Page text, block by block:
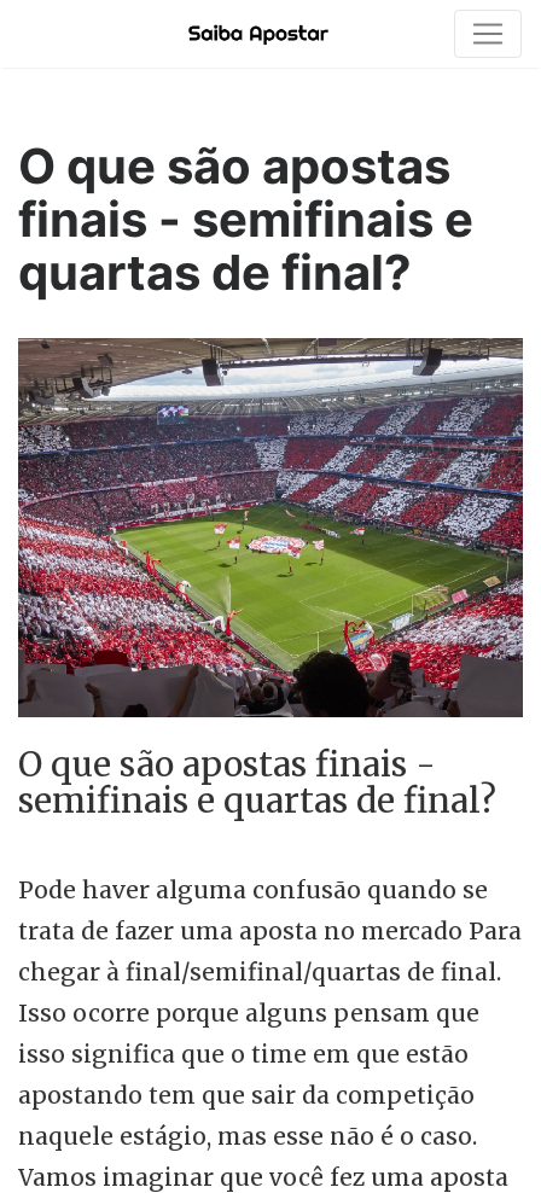
O que são apostas
finais - semifinais e
quartas de final?
O que são apostas finais -
semifinais e quartas de final?
Pode haver alguma confusão quando se
trata de fazer uma aposta no mercado Para
chegar à final/semifinal/quartas de final.
Isso ocorre porque alguns pensam que
isso significa que o time em que estão
apostando tem que sair da competição
naquele estágio, mas esse não é o caso.
Vamos imaginar que você fez uma aposta